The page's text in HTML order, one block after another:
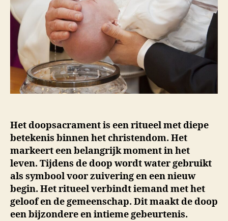
Het doopsacrament is een ritueel met diepe
betekenis binnen het christendom. Het
markeert een belangrijk moment in het
leven. Tijdens de doop wordt water gebruikt
als symbool voor zuivering en een nieuw
begin. Het ritueel verbindt iemand met het
geloof en de gemeenschap. Dit maakt de doop
een bijzondere en intieme gebeurtenis.